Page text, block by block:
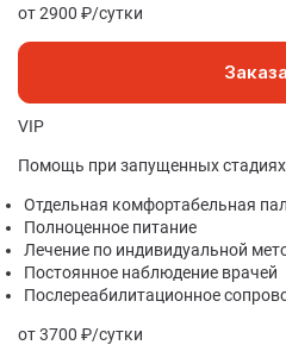
от 2900 ₽/сутки
VIP
Помощь при запущенных
Отдельная комфортабельная
Полноценное питание
Лечение по индивидуальной
Постоянное наблюдение врачей
Послереабилитационное
от 3700 ₽/сутки